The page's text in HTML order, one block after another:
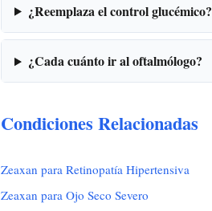
¿Reemplaza el control glucémico?
¿Cada cuánto ir al oftalmólogo?
Condiciones Relacionadas
Zeaxan para Retinopatía Hipertensiva
Zeaxan para Ojo Seco Severo